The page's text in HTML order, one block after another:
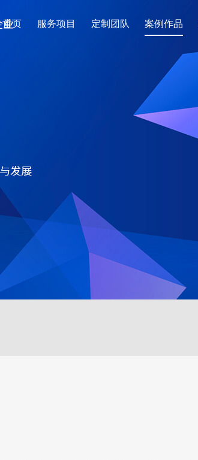
首页 服务项目 定制团队 案例作品